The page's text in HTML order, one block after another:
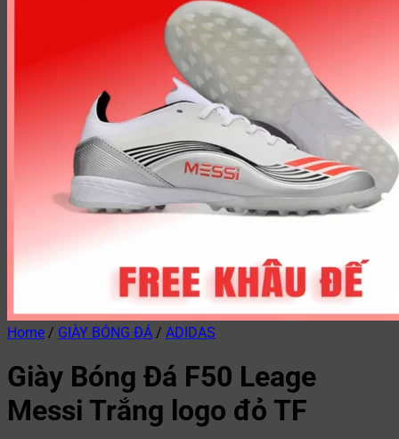
Home / GIÀY BÓNG ĐÁ / ADIDAS
Giày Bóng Đá F50 Leage
Messi Trắng logo đỏ TF